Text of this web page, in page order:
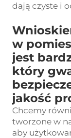
dają czyste i
w
jest
który
jakość
Chcemy
tworzone w
aby